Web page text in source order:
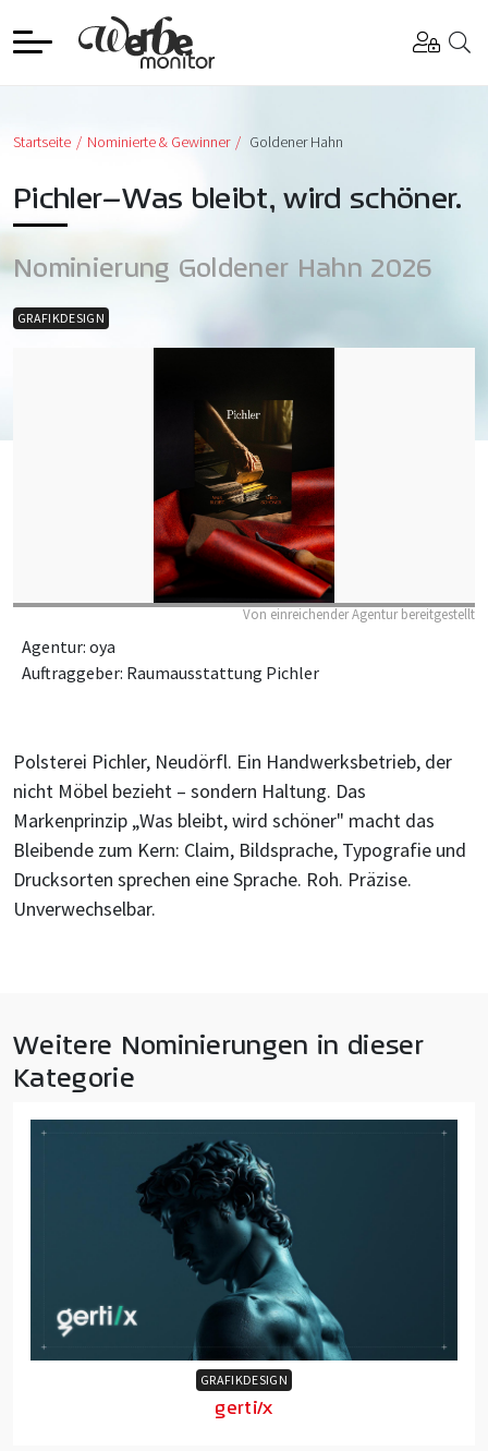
Startseite Nominierte & Gewinner Goldener Hahn
Pichler–Was bleibt, wird schöner.
Nominierung Goldener Hahn 2026
GRAFIKDESIGN
Von einreichender Agentur bereitgestellt
Agentur: oya
Auftraggeber: Raumausstattung Pichler
Polsterei Pichler, Neudörfl. Ein Handwerksbetrieb, der
nicht Möbel bezieht – sondern Haltung. Das
Markenprinzip „Was bleibt, wird schöner" macht das
Bleibende zum Kern: Claim, Bildsprache, Typografie und
Drucksorten sprechen eine Sprache. Roh. Präzise.
Unverwechselbar.
Weitere Nominierungen in dieser
Kategorie
GRAFIKDESIGN
gerti/x